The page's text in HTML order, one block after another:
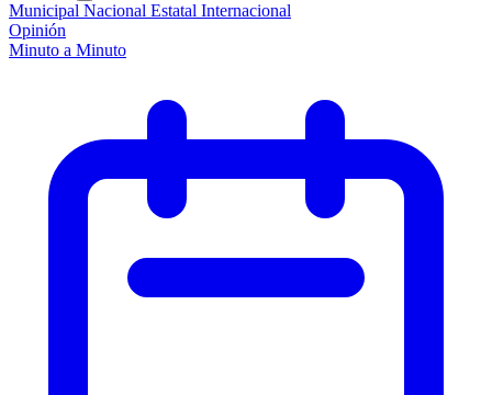
Municipal Nacional Estatal Internacional
Opinión
Minuto a Minuto